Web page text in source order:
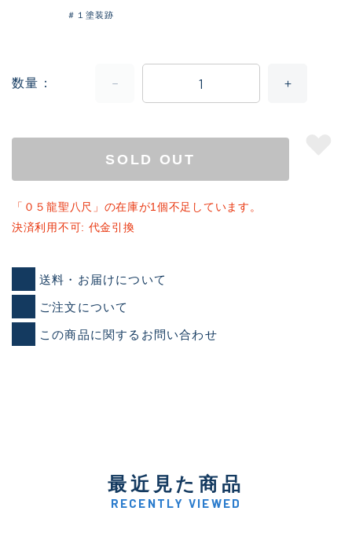
＃１塗装跡
数量
SOLD OUT
「０５龍聖八尺」の在庫が1個不足しています。
決済利用不可: 代金引換
送料・お届けについて
ご注文について
この商品に関するお問い合わせ
最近見た商品
RECENTLY VIEWED